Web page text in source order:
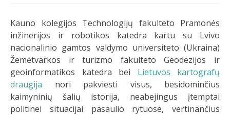
Kauno kolegijos Technologijų fakulteto Pramonės
inžinerijos ir robotikos katedra kartu su Lvivo
nacionalinio gamtos valdymo universiteto (Ukraina)
Žemėtvarkos ir turizmo fakulteto Geodezijos ir
geoinformatikos katedra bei Lietuvos kartografų
draugija nori pakviesti visus, besidominčius
kaimyninių šalių istorija, neabejingus įtemptai
politinei situacijai pasaulio rytuose, vertinančius